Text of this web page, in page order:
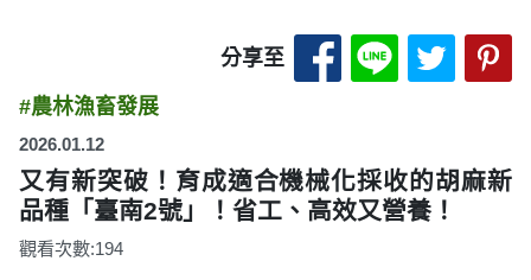
分享至 分享至 Facebook-
分享至分享
#農林漁畜發展
2026.01.12
又有新突破！育成適合機械化採收的胡麻新
品種「臺南2號」！省工、高效又營養！
觀看次數:194